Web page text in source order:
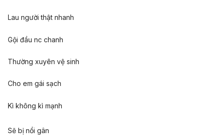
Lau người thật nhanh
Gội đầu nc chanh
Thường xuyên vệ sinh
Cho em gái sạch
Kì không kì mạnh
Sẽ bị nổi gân